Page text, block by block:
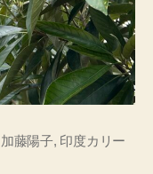
加藤陽子, 印度カリー